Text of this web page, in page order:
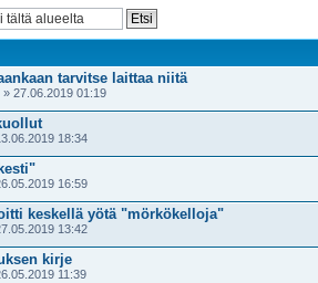
tarvitse laittaa niitä
» 27.06.2019 01:19
18:34
16:59
keskellä yötä "mörkökelloja"
13:42
kirje
11:39